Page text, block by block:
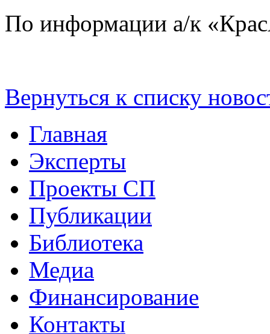
По информации а/к
Вернуться к списку
Главная
Эксперты
Проекты СП
Публикации
Библиотека
Медиа
Финансирование
Контакты